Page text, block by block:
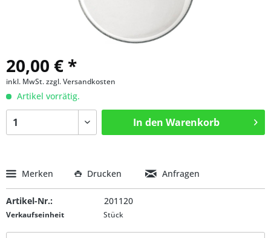
20,00 € *
inkl. MwSt.zzgl. Versandkosten
Artikel vorrätig.
In den Warenkorb
Merken Drucken Anfragen
Artikel-Nr.: 201120
Verkaufseinheit Stück